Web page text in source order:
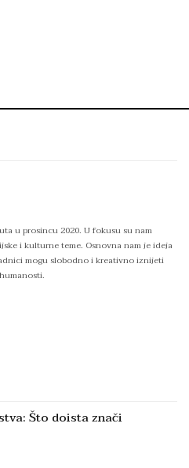
u prosincu 2020. U fokusu su nam
i kulturne teme. Osnovna nam je ideja
mogu slobodno i kreativno iznijeti
Što doista znači